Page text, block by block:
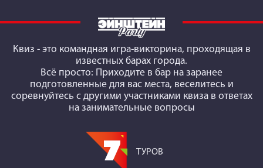
Квиз - это командная игра-викторина, проходящая в
известных барах города.
Всё просто: Приходите в бар на заранее
подготовленные для вас места, веселитесь и
соревнуйтесь с другими участниками квиза в ответах
на занимательные вопросы
7 ТУРОВ